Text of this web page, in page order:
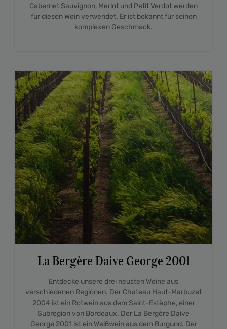
Cabernet Sauvignon, Merlot und Petit Verdot werden
für diesen Wein verwendet. Er ist bekannt für seinen
komplexen Geschmack.
La Bergère Daive George 2001
Entdecke unsere drei neusten Weine aus
verschiedenen Regionen. Der Chateau Haut-Marbuzet
2004 ist ein Rotwein aus dem Saint-Estèphe, einer
Subregion von Bordeaux. Der La Bergère Daive
George 2001 ist ein Weißwein aus dem Burgund. Der